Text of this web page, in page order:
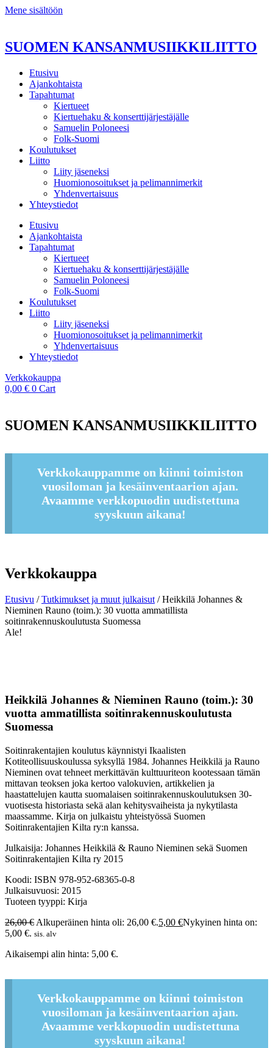
Mene sisältöön
SUOMEN KANSANMUSIIKKILIITTO
Etusivu
Ajankohtaista
Tapahtumat
Kiertueet
Kiertuehaku & konserttijärjestäjälle
Samuelin Poloneesi
Folk-Suomi
Koulutukset
Liitto
Liity jäseneksi
Huomionosoitukset ja pelimannimerkit
Yhdenvertaisuus
Yhteystiedot
Etusivu
Ajankohtaista
Tapahtumat
Kiertueet
Kiertuehaku & konserttijärjestäjälle
Samuelin Poloneesi
Folk-Suomi
Koulutukset
Liitto
Liity jäseneksi
Huomionosoitukset ja pelimannimerkit
Yhdenvertaisuus
Yhteystiedot
Verkkokauppa
0,00 € 0 Cart
SUOMEN KANSANMUSIIKKILIITTO
Verkkokauppamme on kiinni toimiston
vuosiloman ja kesäinventaarion ajan.
Avaamme verkkopuodin uudistettuna
syyskuun aikana!
Verkkokauppa
Etusivu /Tutkimukset ja muut julkaisut / Heikkilä Johannes &
Nieminen Rauno (toim.): 30 vuotta ammatillista
soitinrakennuskoulutusta Suomessa
Ale!
Heikkilä Johannes & Nieminen Rauno (toim.): 30
vuotta ammatillista soitinrakennuskoulutusta
Suomessa
Soitinrakentajien koulutus käynnistyi Ikaalisten
Kotiteollisuuskoulussa syksyllä 1984. Johannes Heikkilä ja Rauno
Nieminen ovat tehneet merkittävän kulttuuriteon kootessaan tämän
mittavan teoksen joka kertoo valokuvien, artikkelien ja
haastattelujen kautta suomalaisen soitinrakennuskoulutuksen 30-
vuotisesta historiasta sekä alan kehitysvaiheista ja nykytilasta
maassamme. Kirja on julkaistu yhteistyössä Suomen
Soitinrakentajien Kilta ry:n kanssa.
Julkaisija: Johannes Heikkilä & Rauno Nieminen sekä Suomen
Soitinrakentajien Kilta ry 2015
Koodi: ISBN 978-952-68365-0-8
Julkaisuvuosi: 2015
Tuoteen tyyppi: Kirja
26,00€ Alkuperäinen hinta oli: 26,00 €.5,00 €Nykyinen hinta on:
5,00 €. sis. alv
Aikaisempi alin hinta: 5,00 €.
Verkkokauppamme on kiinni toimiston
vuosiloman ja kesäinventaarion ajan.
Avaamme verkkopuodin uudistettuna
syyskuun aikana!